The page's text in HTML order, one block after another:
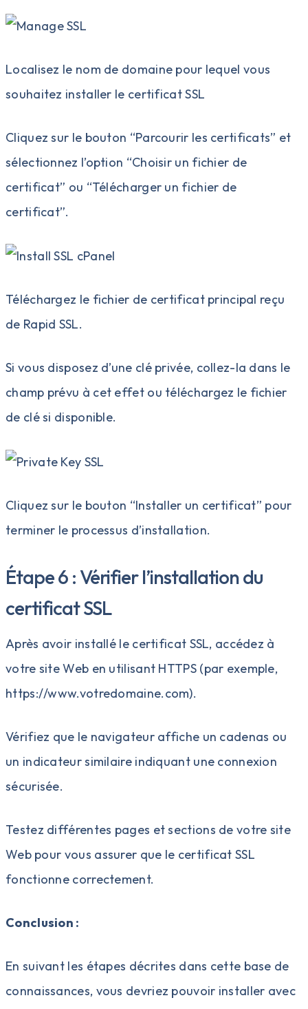
Localisez le nom de domaine pour lequel vous
souhaitez installer le certificat SSL
Cliquez sur le bouton “Parcourir les certificats” et
sélectionnez l’option “Choisir un fichier de
certificat” ou “Télécharger un fichier de
certificat”.
Téléchargez le fichier de certificat principal reçu
de Rapid SSL.
Si vous disposez d’une clé privée, collez-la dans le
champ prévu à cet effet ou téléchargez le fichier
de clé si disponible.
Cliquez sur le bouton “Installer un certificat” pour
terminer le processus d’installation.
Étape 6 : Vérifier l’installation du
certificat SSL
Après avoir installé le certificat SSL, accédez à
votre site Web en utilisant HTTPS (par exemple,
https://www.votredomaine.com).
Vérifiez que le navigateur affiche un cadenas ou
un indicateur similaire indiquant une connexion
sécurisée.
Testez différentes pages et sections de votre site
Web pour vous assurer que le certificat SSL
fonctionne correctement.
Conclusion :
En suivant les étapes décrites dans cette base de
connaissances, vous devriez pouvoir installer avec